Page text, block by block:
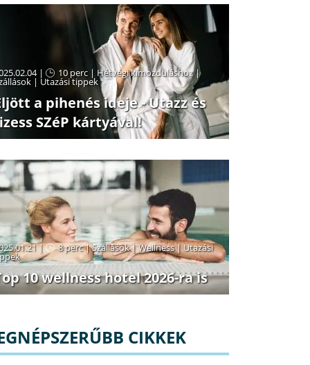
| 10 perc | Hétvégi kimozduláshoz|
| Utazási tippek
a pihenés ideje - Utazz és
SZéP kártyával!
| 8 perc|Szállások|Wellness|Utazási
10 wellness hotel 2026-ra is
CIKKEK